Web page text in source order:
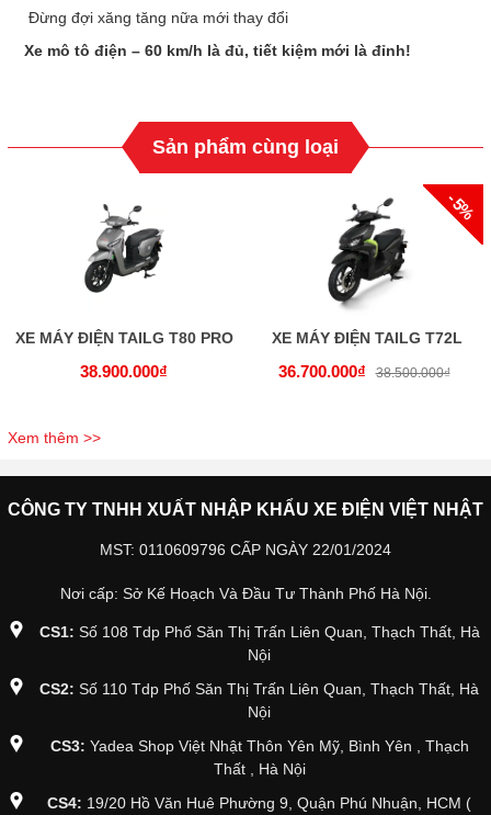
Đừng đợi xăng tăng nữa mới thay đổi
Xe mô tô điện – 60 km/h là đủ, tiết kiệm mới là đỉnh!
Sản phẩm cùng loại
XE MÁY ĐIỆN TAILG T80 PRO
38.900.000₫
- 5%
XE MÁY ĐIỆN TAILG T72L
36.700.000₫ 38.500.000₫
Xem thêm >>
CÔNG TY TNHH XUẤT NHẬP KHẨU XE ĐIỆN VIỆT NHẬT
MST: 0110609796 CẤP NGÀY 22/01/2024
Nơi cấp: Sở Kế Hoạch Và Đầu Tư Thành Phố Hà Nội.
CS1: Số 108 Tdp Phố Săn Thị Trấn Liên Quan, Thạch Thất, Hà
Nội
CS2: Số 110 Tdp Phố Săn Thị Trấn Liên Quan, Thạch Thất, Hà
Nội
CS3: Yadea Shop Việt Nhật Thôn Yên Mỹ, Bình Yên , Thạch
Thất , Hà Nội
CS4: 19/20 Hồ Văn Huê Phường 9, Quận Phú Nhuận, HCM (